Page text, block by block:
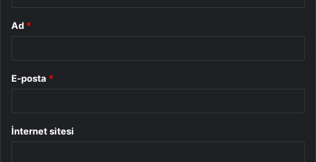
Ad *
E-posta *
İnternet sitesi